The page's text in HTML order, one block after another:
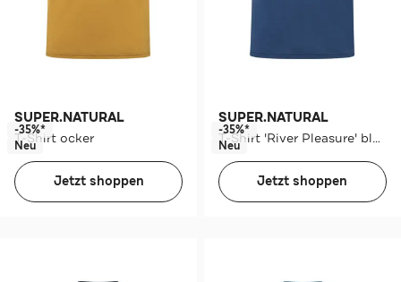
SUPER.NATURAL
T-Shirt ocker
-35%*
Neu
Jetzt shoppen
SUPER.NATURAL
T-Shirt 'River Pleasure' blau
-35%*
Neu
Jetzt shoppen